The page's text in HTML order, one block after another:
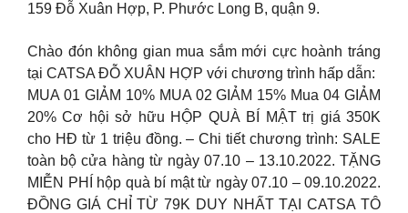
159 Đỗ Xuân Hợp, P. Phước Long B, quận 9.
Chào đón không gian mua sắm mới cực hoành tráng
tại CATSA ĐỖ XUÂN HỢP với chương trình hấp dẫn:
MUA 01 GIẢM 10% MUA 02 GIẢM 15% Mua 04 GIẢM
20% Cơ hội sở hữu HỘP QUÀ BÍ MẬT trị giá 350K
cho HĐ từ 1 triệu đồng. – Chi tiết chương trình: SALE
toàn bộ cửa hàng từ ngày 07.10 – 13.10.2022. TẶNG
MIỄN PHÍ hộp quà bí mật từ ngày 07.10 – 09.10.2022.
ĐỒNG GIÁ CHỈ TỪ 79K DUY NHẤT TẠI CATSA TÔ